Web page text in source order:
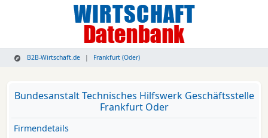
B2B-Wirtschaft.de Frankfurt (Oder)
Bundesanstalt Technisches Hilfswerk Geschäftsstelle
Frankfurt Oder
Firmendetails